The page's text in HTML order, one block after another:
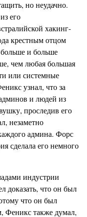
но неудачно.
его
хакинг-
крестным отцом
и больше
чем любая большая
или системные
узнал, что за
и людей из
проследив его
незаметно
админа. Форс
сделала его немного
индустрии
доказать, что он был
что он был
Феникс также думал,